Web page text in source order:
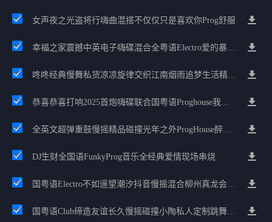
女声夜之光盗将行嗨曲混搭不仅仅只是喜欢你Prog舒服
幸福之家震撼中英电子嗨碟混合全粤语Electro爱的暴风雨广州雄雄精选
咚咚经典慢舞私货凉凉旋律交织江南烟雨追梦生活精选串烧
恭喜恭喜打响2025首炮嗨碟联合国粤语Proghouse我要怎么说我不爱你
全英文超弹重鼓慢摇精品碰撞光年之外ProgHouse醉美抒情节奏
DJ生财全国语FunkyProg音乐全经典爱情现场串烧
国粤语Electro不如遥望潮汐抖音慢摇混合柳州真龙会K吧小厅小康混音
国粤语Club缔造友谊长久慢摇碰撞小陶私人定制跳舞大碟